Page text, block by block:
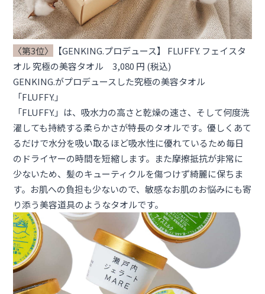
〈第3位〉
【GENKING.プロデュース】 FLUFFY. フェイスタ
オル 究極の美容タオル 3,080 円 (税込)
GENKING.がプロデュースした究極の美容タオル
「FLUFFY.」
「FLUFFY.」は、吸水力の高さと乾燥の速さ、そして何度洗
濯しても持続する柔らかさが特長のタオルです。優しくあて
るだけで水分を吸い取るほど吸水性に優れているため毎日
のドライヤーの時間を短縮します。また摩擦抵抗が非常に
少ないため、髪のキューティクルを傷つけず綺麗に保ちま
す。お肌への負担も少ないので、敏感なお肌のお悩みにも寄
り添う美容道具のようなタオルです。